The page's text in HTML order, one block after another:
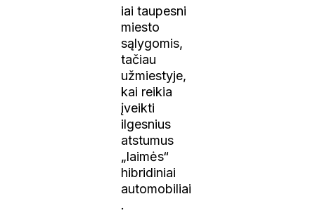
iai taupesni
miesto
sąlygomis,
tačiau
užmiestyje,
kai reikia
įveikti
ilgesnius
atstumus
„laimės“
hibridiniai
automobiliai
.